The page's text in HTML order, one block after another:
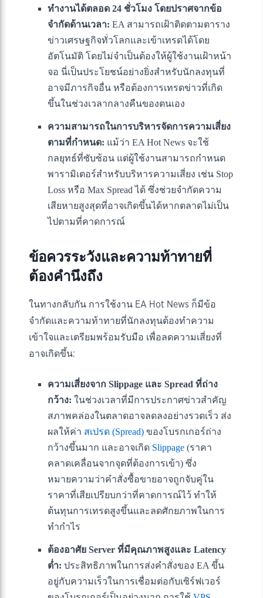
ทำงานได้ตลอด 24 ชั่วโมง โดยปราศจากข้อ
จำกัดด้านเวลา: EA สามารถเฝ้าติดตามตาราง
ข่าวเศรษฐกิจทั่วโลกและเข้าเทรดได้โดย
อัตโนมัติ โดยไม่จำเป็นต้องให้ผู้ใช้งานเฝ้าหน้า
จอ นี่เป็นประโยชน์อย่างยิ่งสำหรับนักลงทุนที่
อาจมีภารกิจอื่น หรือต้องการเทรดข่าวที่เกิด
ขึ้นในช่วงเวลากลางคืนของตนเอง
ความสามารถในการบริหารจัดการความเสี่ยง
ตามที่กำหนด: แม้ว่า EA Hot News จะใช้
กลยุทธ์ที่ซับซ้อน แต่ผู้ใช้งานสามารถกำหนด
พารามิเตอร์สำหรับบริหารความเสี่ยง เช่น Stop
Loss หรือ Max Spread ได้ ซึ่งช่วยจำกัดความ
เสียหายสูงสุดที่อาจเกิดขึ้นได้หากตลาดไม่เป็น
ไปตามที่คาดการณ์
ข้อควรระวังและความท้าทายที่
ต้องคำนึงถึง
ในทางกลับกัน การใช้งาน EA Hot News ก็มีข้อ
จำกัดและความท้าทายที่นักลงทุนต้องทำความ
เข้าใจและเตรียมพร้อมรับมือ เพื่อลดความเสี่ยงที่
อาจเกิดขึ้น:
ความเสี่ยงจาก Slippage และ Spread ที่ถ่าง
กว้าง: ในช่วงเวลาที่มีการประกาศข่าวสำคัญ
สภาพคล่องในตลาดอาจลดลงอย่างรวดเร็ว ส่ง
ผลให้ค่า สเปรด (Spread) ของโบรกเกอร์ถ่าง
กว้างขึ้นมาก และอาจเกิด Slippage (ราคา
คลาดเคลื่อนจากจุดที่ต้องการเข้า) ซึ่ง
หมายความว่าคำสั่งซื้อขายอาจถูกจับคู่ใน
ราคาที่เสียเปรียบกว่าที่คาดการณ์ไว้ ทำให้
ต้นทุนการเทรดสูงขึ้นและลดศักยภาพในการ
ทำกำไร
ต้องอาศัย Server ที่มีคุณภาพสูงและ Latency
ต่ำ: ประสิทธิภาพในการส่งคำสั่งของ EA ขึ้น
อยู่กับความเร็วในการเชื่อมต่อกับเซิร์ฟเวอร์